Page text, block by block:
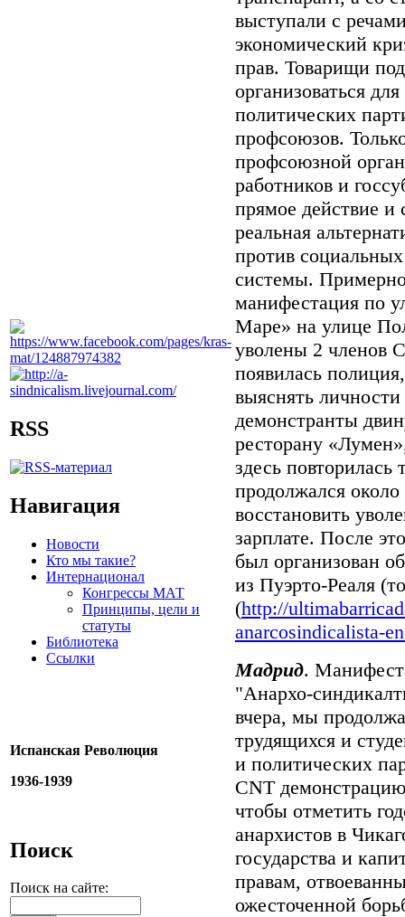
RSS
Навигация
Новости
Кто мы такие?
Интернационал
Конгрессы МАТ
Принципы, цели и
статуты
Библиотека
Ссылки
Испанская Революция
1936-1939
Поиск
Поиск на сайте:
выступали с
экономический
прав. Товарищи
организоваться
политических
профсоюзов.
профсоюзной
работников и
прямое действие и
реальная
против
системы. Примерно
манифестация по
Маре» на улице
уволены 2 членов
появилась
выяснять
демонстранты
ресторану
здесь
продолжался
восстановить
зарплате. После
был организован
из Пуэрто-Реаля
(http://
anarcosindicalista-
Мадрид.
"Анархо-
вчера, мы
трудящихся и
и политических
CNT
чтобы отметить
анархистов в
государства и
правам,
ожесточенной